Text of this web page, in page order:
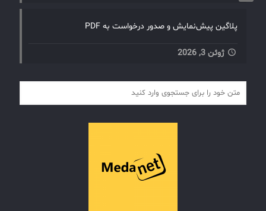
پلاگین پیش‌نمایش و صدور درخواست به PDF
ژوئن 3, 2026